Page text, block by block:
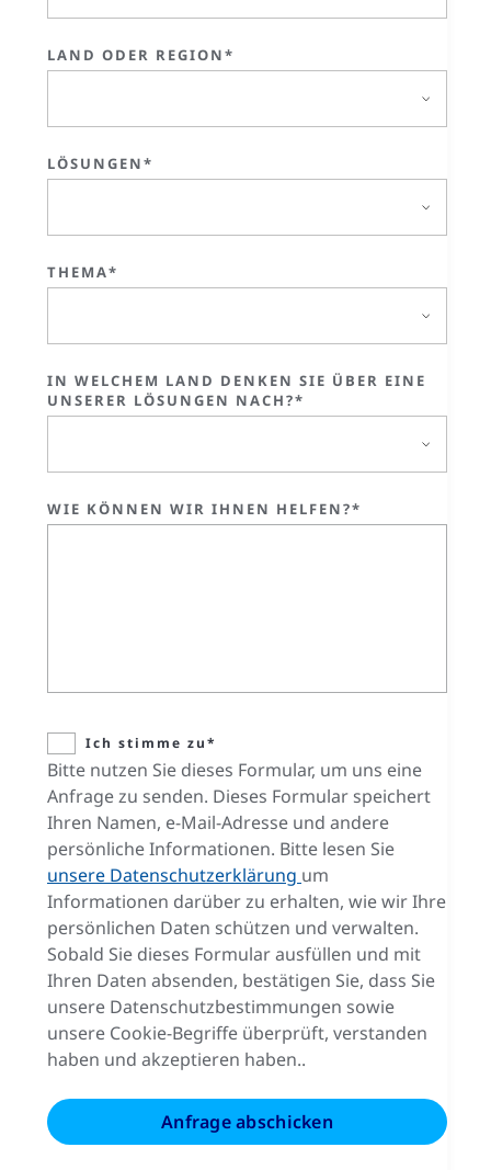
LAND ODER REGION*
LÖSUNGEN*
THEMA*
IN WELCHEM LAND DENKEN SIE ÜBER EINE
UNSERER LÖSUNGEN NACH?*
WIE KÖNNEN WIR IHNEN HELFEN?*
Ich stimme zu*
Bitte nutzen Sie dieses Formular, um uns eine
Anfrage zu senden. Dieses Formular speichert
Ihren Namen, e-Mail-Adresse und andere
persönliche Informationen. Bitte lesen Sie
unsere Datenschutzerklärung um
Informationen darüber zu erhalten, wie wir Ihre
persönlichen Daten schützen und verwalten.
Sobald Sie dieses Formular ausfüllen und mit
Ihren Daten absenden, bestätigen Sie, dass Sie
unsere Datenschutzbestimmungen sowie
unsere Cookie-Begriffe überprüft, verstanden
haben und akzeptieren haben..